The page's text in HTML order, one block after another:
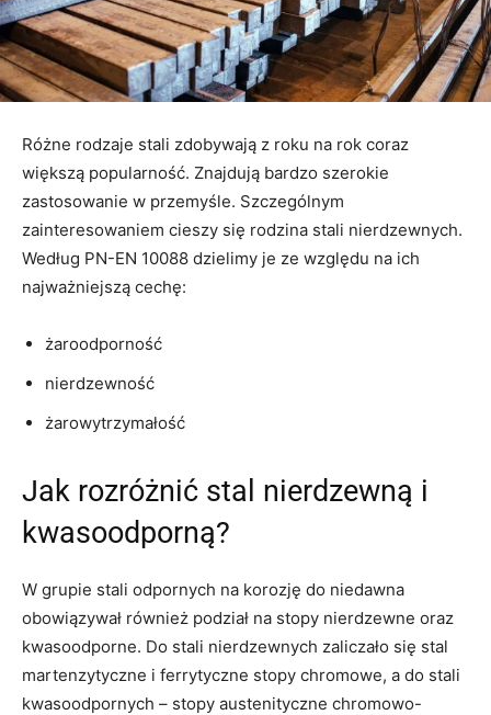
Różne rodzaje stali zdobywają z roku na rok coraz
większą popularność. Znajdują bardzo szerokie
zastosowanie w przemyśle. Szczególnym
zainteresowaniem cieszy się rodzina stali nierdzewnych.
Według PN-EN 10088 dzielimy je ze względu na ich
najważniejszą cechę:
żaroodporność
nierdzewność
żarowytrzymałość
Jak rozróżnić stal nierdzewną i
kwasoodporną?
W grupie stali odpornych na korozję do niedawna
obowiązywał również podział na stopy nierdzewne oraz
kwasoodporne. Do stali nierdzewnych zaliczało się stal
martenzytyczne i ferrytyczne stopy chromowe, a do stali
kwasoodpornych – stopy austenityczne chromowo-